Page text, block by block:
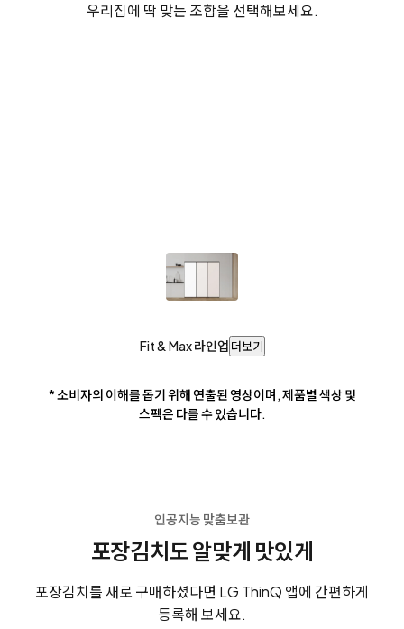
우리집에 딱 맞는 조합을 선택해보세요.
Fit & Max 라인업 더보기
* 소비자의 이해를 돕기 위해 연출된 영상이며, 제품별 색상 및
스펙은 다를 수 있습니다.
인공지능 맞춤보관
포장김치도 알맞게 맛있게
포장김치를 새로 구매하셨다면 LG ThinQ 앱에 간편하게
등록해 보세요.